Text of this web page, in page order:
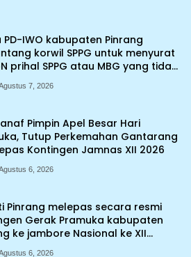
PD-IWO kabupaten Pinrang
korwil SPPG untuk menyurat
prihal SPPG atau MBG yang tidak
syarat standar dan
teknis
7, 2026
Pimpin Apel Besar Hari
Tutup Perkemahan Gantarang
Kontingen Jamnas XII 2026
6, 2026
Pinrang melepas secara resmi
Gerak Pramuka kabupaten
ke jambore Nasional ke XII
perkemahan Cibubur
6, 2026